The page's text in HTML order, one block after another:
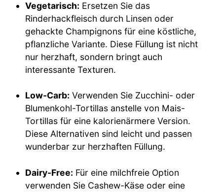
Vegetarisch: Ersetzen Sie das
Rinderhackfleisch durch Linsen oder
gehackte Champignons für eine köstliche,
pflanzliche Variante. Diese Füllung ist nicht
nur herzhaft, sondern bringt auch
interessante Texturen.
Low-Carb: Verwenden Sie Zucchini- oder
Blumenkohl-Tortillas anstelle von Mais-
Tortillas für eine kalorienärmere Version.
Diese Alternativen sind leicht und passen
wunderbar zur herzhaften Füllung.
Dairy-Free: Für eine milchfreie Option
verwenden Sie Cashew-Käse oder eine